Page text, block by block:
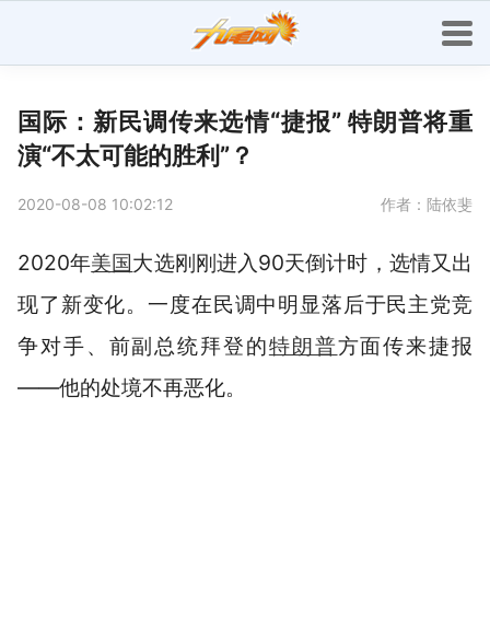
国际：新民调传来选情“捷报” 特朗普将重
演“不太可能的胜利”？
2020-08-08 10:02:12 作者：陆依斐
2020年美国大选刚刚进入90天倒计时，选情又出
现了新变化。一度在民调中明显落后于民主党竞
争对手、前副总统拜登的特朗普方面传来捷报
——他的处境不再恶化。